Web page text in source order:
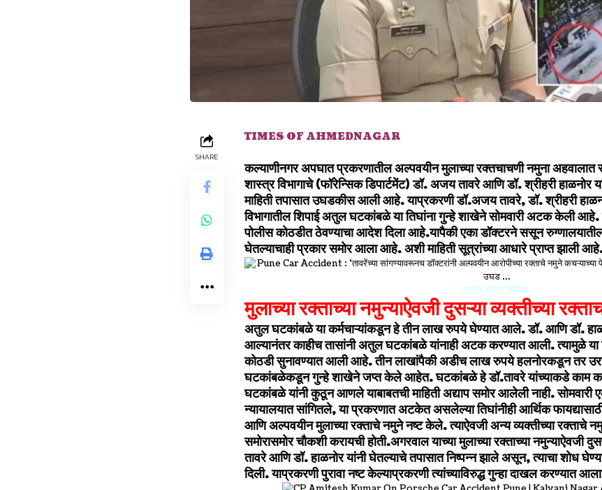
SHARE
TIMES OF AHMEDNAGAR
कल्याणीनगर अपघात प्रकरणातील अल्पवयीन मुलाच्या रक्तचाचणी नमुना अहवालात
शास्त्र विभागाचे (फॉरेन्सिक डिपार्टमेंट) डॉ. अजय तावरे आणि डॉ. श्रीहरी हाळनोर
माहिती तपासात उघडकीस आली आहे. याप्रकरणी डॉ.अजयतावरे,डॉ. श्रीहरी
विभागातील शिपाई अतुल घटकांबळे या तिघांना गुन्हे शाखेने सोमवारी अटक केली आहे.
पोलीस कोठडीत ठेवण्याचा आदेश दिला आहे.यापैकी एका डॉक्टरने ससून
घेतल्याचाही प्रकार समोर आला आहे. अशी माहिती सूत्रांच्या आधारे प्राप्त झाली
स्त्रोत.सोशल मिडिया.
मुलाच्या रक्ताच्या नमुन्याऐवजी दुसऱ्या व्यक्तीच्या
अतुल घटकांबळे या कर्मचाऱ्यांकडून हे तीन लाख रुपये घेण्यात आले. डॉ. आणि डॉ.
आल्यानंतर काहीच तासांनी अतुल घटकांबळे यांनाही अटक करण्यात आली. त्यामुळे या
कोठडी सुनावण्यात आली आहे. तीन लाखांपैकी अडीच लाख रुपये हलनोरकडून तर
घटकांबळेकडून गुन्हे शाखेने जप्त केले आहेत. घटकांबळे हे डॉ.तावरे यांच्याकडे काम
घटकांबळे यांनी कुठून आणले याबाबतची माहिती अद्याप समोर आलेली नाही. सोमवारी
न्यायालयात सांगितले, या प्रकरणात अटकेत असलेल्या तिघांनीही आर्थिक
आणि अल्पवयीन मुलाच्या रक्ताचे नमुने नष्ट केले. त्याऐवजी अन्य व्यक्तीच्या रक्ताचे
समोरासमोर चौकशी करायची होती.अगरवाल याच्या मुलाच्या रक्ताच्या नमुन्याऐवजी
तावरे आणि डॉ. हाळनोर यांनी घेतल्याचे तपासात निष्पन्न झाले असून, त्याचा शोध
दिली. याप्रकरणी पुरावा नष्ट केल्याप्रकरणी त्यांच्याविरुद्ध गुन्हा दाखल करण्यात